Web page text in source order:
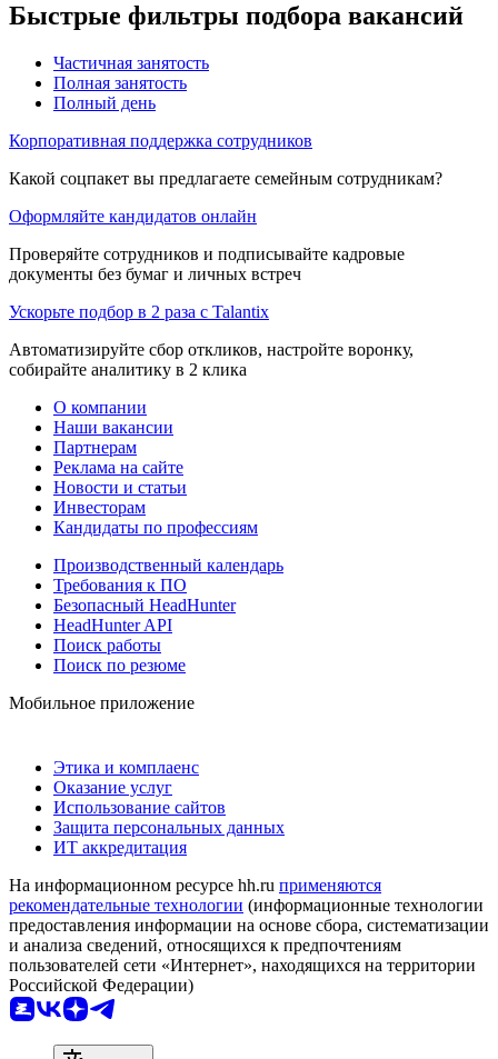
Быстрые фильтры подбора вакансий
Частичная занятость
Полная занятость
Полный день
Корпоративная поддержка сотрудников
Какой соцпакет вы предлагаете семейным сотрудникам?
Оформляйте кандидатов онлайн
Проверяйте сотрудников и подписывайте кадровые
документы без бумаг и личных встреч
Ускорьте подбор в 2 раза с Talantix
Автоматизируйте сбор откликов, настройте воронку,
собирайте аналитику в 2 клика
О компании
Наши вакансии
Партнерам
Реклама на сайте
Новости и статьи
Инвесторам
Кандидаты по профессиям
Производственный календарь
Требования к ПО
Безопасный HeadHunter
HeadHunter API
Поиск работы
Поиск по резюме
Мобильное приложение
Этика и комплаенс
Оказание услуг
Использование сайтов
Защита персональных данных
ИТ аккредитация
На информационном ресурсе hh.ru применяются
рекомендательные технологии (информационные технологии
предоставления информации на основе сбора, систематизации
и анализа сведений, относящихся к предпочтениям
пользователей сети «Интернет», находящихся на территории
Российской Федерации)